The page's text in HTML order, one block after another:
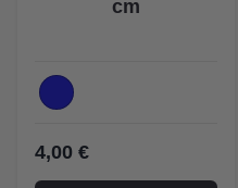
cm
4,00 €